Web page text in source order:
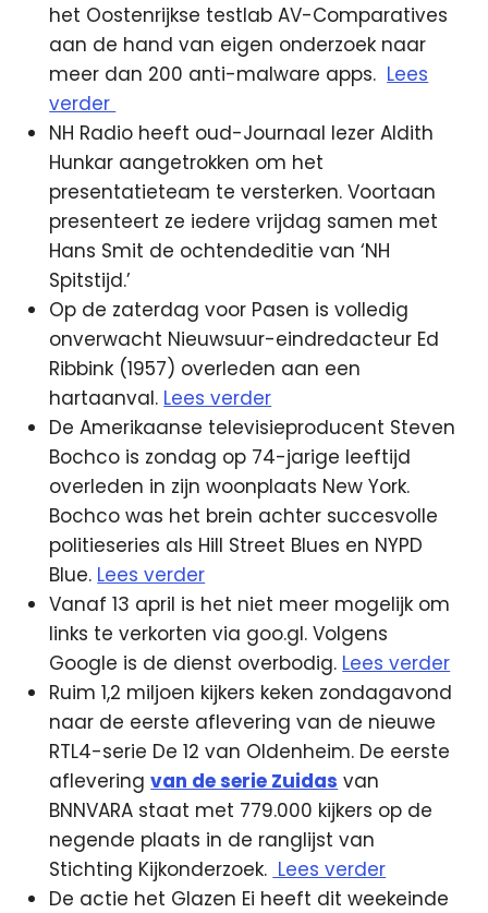
het Oostenrijkse testlab AV-Comparatives
aan de hand van eigen onderzoek naar
meer dan 200 anti-malware apps. Lees
verder
NH Radio heeft oud-Journaal lezer Aldith
Hunkar aangetrokken om het
presentatieteam te versterken. Voortaan
presenteert ze iedere vrijdag samen met
Hans Smit de ochtendeditie van ‘NH
Spitstijd.’
Op de zaterdag voor Pasen is volledig
onverwacht Nieuwsuur-eindredacteur Ed
Ribbink (1957) overleden aan een
hartaanval. Lees verder
De Amerikaanse televisieproducent Steven
Bochco is zondag op 74-jarige leeftijd
overleden in zijn woonplaats New York.
Bochco was het brein achter succesvolle
politieseries als Hill Street Blues en NYPD
Blue. Lees verder
Vanaf 13 april is het niet meer mogelijk om
links te verkorten via goo.gl. Volgens
Google is de dienst overbodig. Lees verder
Ruim 1,2 miljoen kijkers keken zondagavond
naar de eerste aflevering van de nieuwe
RTL4-serie De 12 van Oldenheim. De eerste
afleveringvan de serie Zuidas van
BNNVARA staat met 779.000 kijkers op de
negende plaats in de ranglijst van
Stichting Kijkonderzoek. Lees verder
De actie het Glazen Ei heeft dit weekeinde